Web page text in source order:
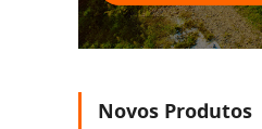
Novos Produtos